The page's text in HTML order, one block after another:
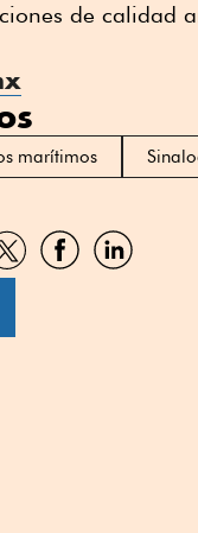
de calidad
marítimos
Compartir
por
CompartirCompartir